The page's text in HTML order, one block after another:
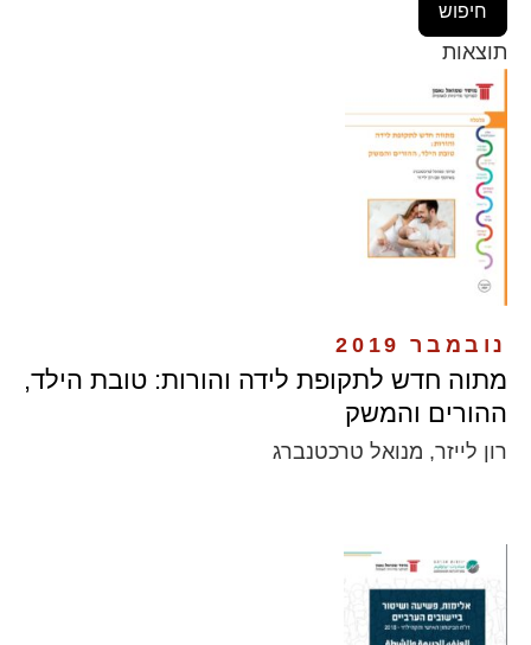
תוצאות
נובמבר 2019
מתוה חדש לתקופת לידה והורות: טובת הילד,
ההורים והמשק
רון לייזר, מנואל טרכטנברג